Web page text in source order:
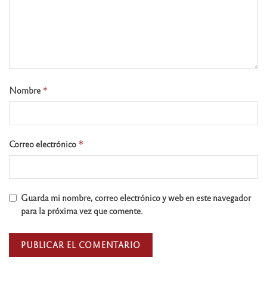
Nombre *
Correo electrónico *
Guarda mi nombre, correo electrónico y web en este navegador
para la próxima vez que comente.